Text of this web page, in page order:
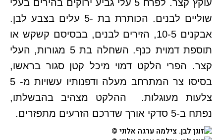
עוקץ קצר. לפרח 5 עלי גביע ירוקים בהירים בעלי
שוליים לבנים. הכותרת בת -5 עלים בצבע לבן.
אבקנים 10-5, הזירים לבנים, בבסיסם קשקש או
תוספת דמוית כנף. השחלה בת 5 מגורות, העלי
קצר. הפרי הלקט דמוי מיכל קטן סגור בראשו,
בסיסו צר המתרחב מעלה ודפנותיו עשויות מ- 5
צלעות מעוגלות. ההלקט מצהיב בהבשלתו,
נפתח ב-5 סדקי אורך שדרכם הזרעים מתפזרים.